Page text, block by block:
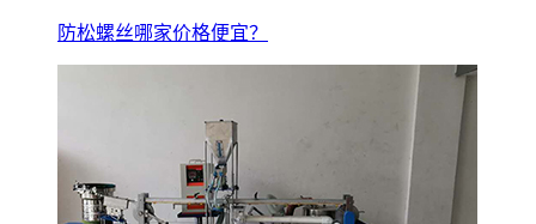
防松螺丝哪家价格便宜？